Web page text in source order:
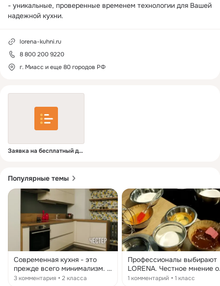
Заявка на бесплатный дизайн-проект!
Популярные темы
Современная кухня - это
прежде всего минимализм. В
ней гармонично соединены
3 комментария 2 класса
Профессионалы выбирают
LORENA. Честное мнение о
кухне от
1 комментарий 1 класс
- уникальные, проверенные временем технологии для Вашей
надежной кухни.
lorena-kuhni.ru
8 800 200 9220
г. Миасс и еще 80 городов РФ